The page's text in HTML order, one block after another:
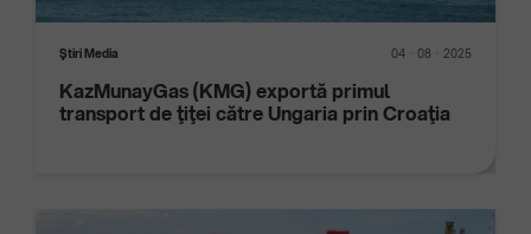
Ştiri Media 04 08 2025
KazMunayGas (KMG) exportă primul
transport de ţiţei către Ungaria prin Croaţia